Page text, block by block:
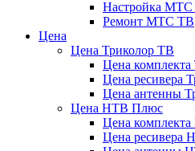
Настройка
Ремонт МТС ТВ
Цена
Цена Триколор ТВ
Цена
Цена ресивера
Цена антенны
Цена НТВ Плюс
Цена
Цена ресивера